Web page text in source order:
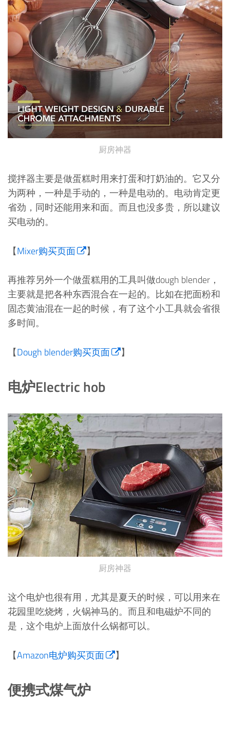
厨房神器
搅拌器主要是做蛋糕时用来打蛋和打奶油的。它又分
为两种，一种是手动的，一种是电动的。电动肯定更
省劲，同时还能用来和面。而且也没多贵，所以建议
买电动的。
【Mixer购买页面 】
再推荐另外一个做蛋糕用的工具叫做dough blender，
主要就是把各种东西混合在一起的。比如在把面粉和
固态黄油混在一起的时候，有了这个小工具就会省很
多时间。
【Dough blender购买页面 】
电炉Electric hob
厨房神器
这个电炉也很有用，尤其是夏天的时候，可以用来在
花园里吃烧烤，火锅神马的。而且和电磁炉不同的
是，这个电炉上面放什么锅都可以。
【Amazon电炉购买页面 】
便携式煤气炉